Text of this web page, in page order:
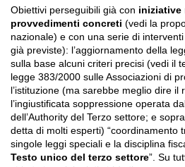
Obiettivi perseguibili già con iniziative
provvedimenti concreti (vedi la
nazionale) e con una serie di
già previste): l’aggiornamento della
sulla base alcuni criteri precisi (vedi il
legge 383/2000 sulle Associazioni di
l’istituzione (ma sarebbe meglio dire il
l’ingiustificata soppressione operata
dell’Authority del Terzo settore; e
detta di molti esperti) “coordinamento
singole leggi speciali e la disciplina
Testo unico del terzo settore”. Su